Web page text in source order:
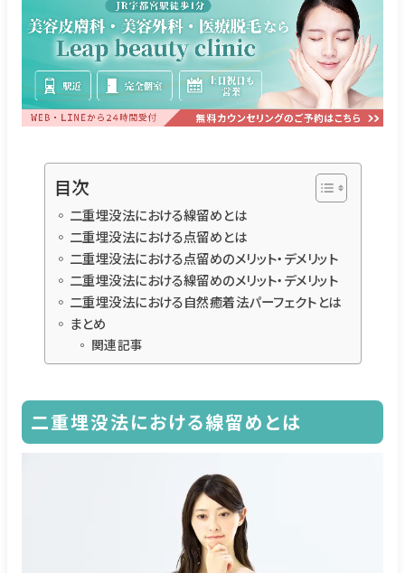
目次
二重埋没法における線留めとは
二重埋没法における点留めとは
二重埋没法における点留めのメリット・デメリット
二重埋没法における線留めのメリット・デメリット
二重埋没法における自然癒着法パーフェクトとは
まとめ
関連記事
二重埋没法における線留めとは